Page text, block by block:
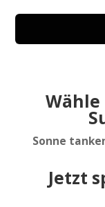
Wähle
Sonne
Jetzt